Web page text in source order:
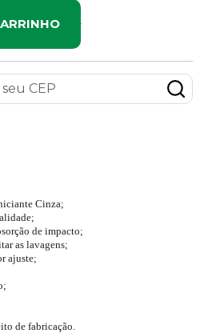
Cinza;
de impacto;
as lavagens;
ajuste;
de fabricação.